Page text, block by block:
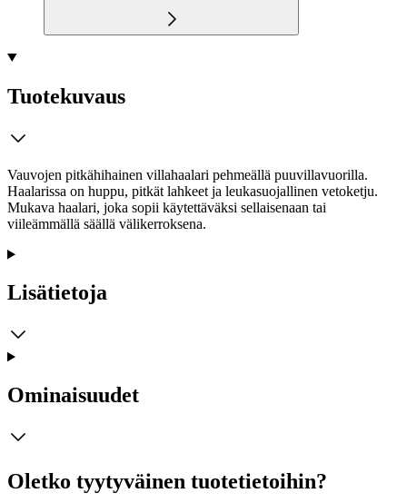
Tuotekuvaus
Vauvojen pitkähihainen villahaalari pehmeällä puuvillavuorilla.
Haalarissa on huppu, pitkät lahkeet ja leukasuojallinen vetoketju.
Mukava haalari, joka sopii käytettäväksi sellaisenaan tai
viileämmällä säällä välikerroksena.
Lisätietoja
Ominaisuudet
Oletko tyytyväinen tuotetietoihin?